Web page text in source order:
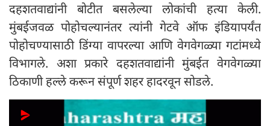
दहशतवाद्यांनी बोटीत बसलेल्या लोकांची हत्या केली.
मुंबईजवळ पोहोचल्यानंतर त्यांनी गेटवे ऑफ इंडियापर्यंत
पोहोचण्यासाठी डिंग्या वापरल्या आणि वेगवेगळ्या गटांमध्ये
विभागले. अशा प्रकारे दहशतवाद्यांनी मुंबईत वेगवेगळ्या
ठिकाणी हल्ले करून संपूर्ण शहर हादरवून सोडले.